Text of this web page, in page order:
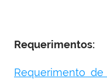
Requerimentos:
Requerimento